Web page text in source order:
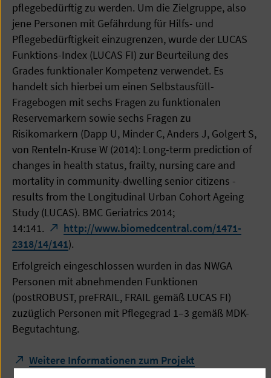
pflegebedürftig zu werden. Um die Zielgruppe, also
jene Personen mit Gefährdung für Hilfs- und
Pflegebedürftigkeit einzugrenzen, wurde der LUCAS
Funktions-Index (LUCAS FI) zur Beurteilung des
Grades funktionaler Kompetenz verwendet. Es
handelt sich hierbei um einen Selbstausfüll-
Fragebogen mit sechs Fragen zu funktionalen
Reservemarkern sowie sechs Fragen zu
Risikomarkern (Dapp U, Minder C, Anders J, Golgert S,
von Renteln-Kruse W (2014): Long-term prediction of
changes in health status, frailty, nursing care and
mortality in community-dwelling senior citizens -
results from the Longitudinal Urban Cohort Ageing
Study (LUCAS). BMC Geriatrics 2014;
14:141.
http://www.biomedcentral.com/1471-
2318/14/141).
Erfolgreich eingeschlossen wurden in das NWGA
Personen mit abnehmenden Funktionen
(postROBUST, preFRAIL, FRAIL gemäß LUCAS FI)
zuzüglich Personen mit Pflegegrad 1–3 gemäß MDK-
Begutachtung.
Weitere Informationen zum Projekt